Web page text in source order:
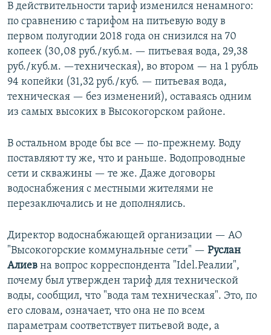
В действительности тариф изменился ненамного:
по сравнению с тарифом на питьевую воду в
первом полугодии 2018 года он снизился на 70
копеек (30,08 руб./куб.м. — питьевая вода, 29,38
руб./куб.м. —техническая), во втором — на 1 рубль
94 копейки (31,32 руб./куб. — питьевая вода,
техническая — без изменений), оставаясь одним
из самых высоких в Высокогорском районе.
В остальном вроде бы все — по-прежнему. Воду
поставляют ту же, что и раньше. Водопроводные
сети и скважины — те же. Даже договоры
водоснабжения с местными жителями не
перезаключались и не дополнялись.
Директор водоснабжающей организации — АО
"Высокогорские коммунальные сети" —​ Руслан
Алиев на вопрос корреспондента "Idel.Реалии",
почему был утвержден тариф для технической
воды, сообщил, что "вода там техническая". Это, по
его словам, означает, что она не по всем
параметрам соответствует питьевой воде, а